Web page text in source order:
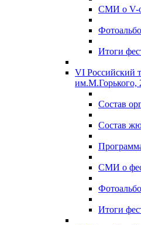
СМИ о V-
Итоги
VI Российский
им.М.Горького,
Состав
Состав
СМИ о
Итоги